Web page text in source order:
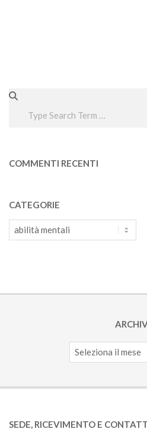
Search
COMMENTI RECENTI
CATEGORIE
Categorie
Archivi
SEDE, RICEVIMENTO E